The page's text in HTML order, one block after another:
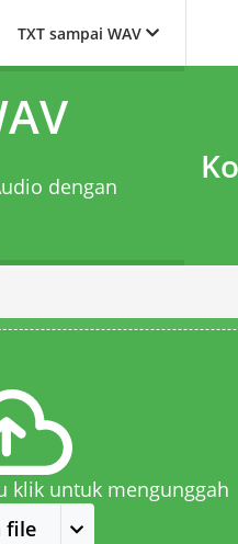
TXT sampai WAV
dengan
klik untuk mengunggah
file